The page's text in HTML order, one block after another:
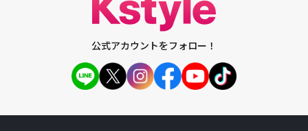
公式アカウントをフォロー！